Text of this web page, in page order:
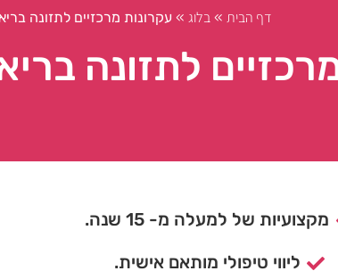
דף הבית »בלוג » עקרונות מרכזיים לתזונה
לתזונה
מקצועיות של למעלה מ- 15 שנה.
ליווי טיפולי מותאם אישית.